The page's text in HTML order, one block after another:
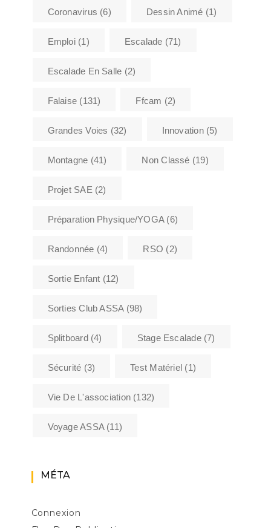
Coronavirus (6) Dessin Animé (1)
Emploi(1) Escalade (71)
Escalade En Salle (2)
Falaise (131) Ffcam (2)
Grandes Voies (32) Innovation(5)
Montagne (41) Non Classé (19)
Projet SAE (2)
Préparation Physique/YOGA(6)
Randonnée (4) RSO (2)
Sortie Enfant (12)
Sorties Club ASSA(98)
Splitboard(4) Stage Escalade(7)
Sécurité (3) Test Matériel (1)
Vie De L'association (132)
Voyage ASSA(11)
MÉTA
Connexion